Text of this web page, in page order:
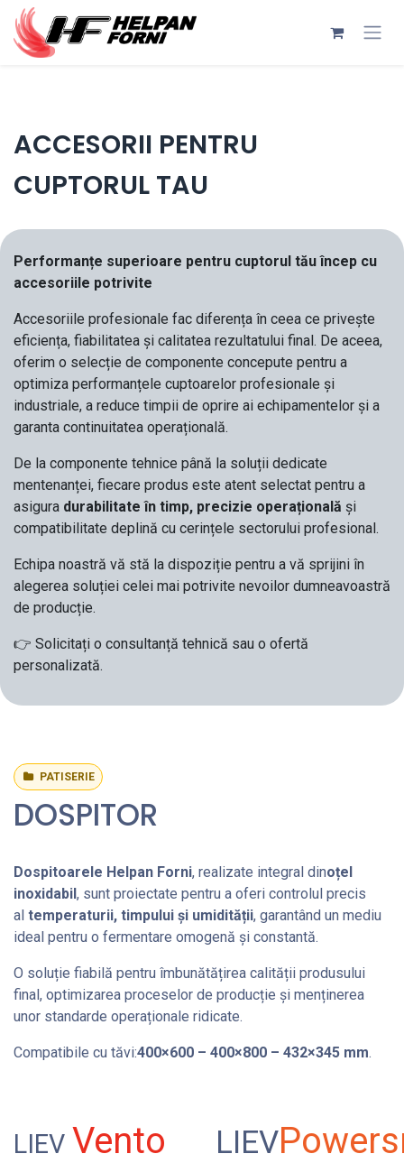
Sari la conținut
ACCESORII PENTRU
CUPTORUL TAU
Performanțe superioare pentru cuptorul tău încep cu
accesoriile potrivite
Accesoriile profesionale fac diferența în ceea ce privește
eficiența, fiabilitatea și calitatea rezultatului final. De aceea,
oferim o selecție de componente concepute pentru a
optimiza performanțele cuptoarelor profesionale și
industriale, a reduce timpii de oprire ai echipamentelor și a
garanta continuitatea operațională.
De la componente tehnice până la soluții dedicate
mentenanței, fiecare produs este atent selectat pentru a
asigura durabilitate în timp, precizie operațională și
compatibilitate deplină cu cerințele sectorului profesional.
Echipa noastră vă stă la dispoziție pentru a vă sprijini în
alegerea soluției celei mai potrivite nevoilor dumneavoastră
de producție.
👉 Solicitați o consultanță tehnică sau o ofertă
personalizată.
PATISERIE
DOSPITOR
Dospitoarele Helpan Forni, realizate integral dinoțel
inoxidabil, sunt proiectate pentru a oferi controlul precis
al temperaturii, timpului și umidității, garantând un mediu
ideal pentru o fermentare omogenă și constantă.
O soluție fiabilă pentru îmbunătățirea calității produsului
final, optimizarea proceselor de producție și menținerea
unor standarde operaționale ridicate.
Compatibile cu tăvi:400×600 – 400×800 – 432×345 mm.
LIEV Vento LIEV